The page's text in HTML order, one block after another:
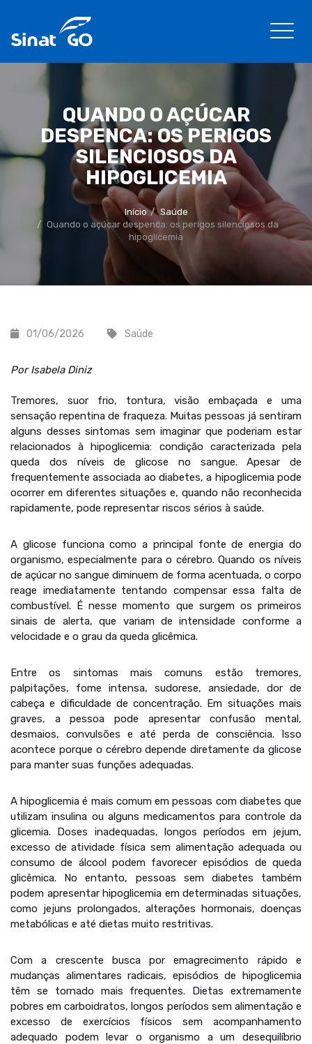
QUANDO O AÇÚCAR
DESPENCA: OS PERIGOS
SILENCIOSOS DA
HIPOGLICEMIA
Início
Saúde
Quando o açúcar despenca: os perigos silenciosos da
hipoglicemia
01/06/2026 Saúde
Por Isabela Diniz
Tremores, suor frio, tontura, visão embaçada e uma
sensação repentina de fraqueza. Muitas pessoas já sentiram
alguns desses sintomas sem imaginar que poderiam estar
relacionados à hipoglicemia: condição caracterizada pela
queda dos níveis de glicose no sangue. Apesar de
frequentemente associada ao diabetes, a hipoglicemia pode
ocorrer em diferentes situações e, quando não reconhecida
rapidamente, pode representar riscos sérios à saúde.
A glicose funciona como a principal fonte de energia do
organismo, especialmente para o cérebro. Quando os níveis
de açúcar no sangue diminuem de forma acentuada, o corpo
reage imediatamente tentando compensar essa falta de
combustível. É nesse momento que surgem os primeiros
sinais de alerta, que variam de intensidade conforme a
velocidade e o grau da queda glicêmica.
Entre os sintomas mais comuns estão tremores,
palpitações, fome intensa, sudorese, ansiedade, dor de
cabeça e dificuldade de concentração. Em situações mais
graves, a pessoa pode apresentar confusão mental,
desmaios, convulsões e até perda de consciência. Isso
acontece porque o cérebro depende diretamente da glicose
para manter suas funções adequadas.
A hipoglicemia é mais comum em pessoas com diabetes que
utilizam insulina ou alguns medicamentos para controle da
glicemia. Doses inadequadas, longos períodos em jejum,
excesso de atividade física sem alimentação adequada ou
consumo de álcool podem favorecer episódios de queda
glicêmica. No entanto, pessoas sem diabetes também
podem apresentar hipoglicemia em determinadas situações,
como jejuns prolongados, alterações hormonais, doenças
metabólicas e até dietas muito restritivas.
Com a crescente busca por emagrecimento rápido e
mudanças alimentares radicais, episódios de hipoglicemia
têm se tornado mais frequentes. Dietas extremamente
pobres em carboidratos, longos períodos sem alimentação e
excesso de exercícios físicos sem acompanhamento
adequado podem levar o organismo a um desequilíbrio